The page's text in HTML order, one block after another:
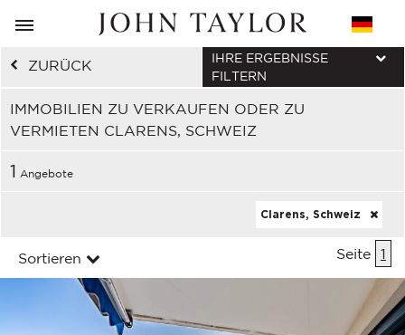
ZURÜCK
IMMOBILIEN ZU VERKAUFEN ODER ZU
VERMIETEN CLARENS, SCHWEIZ
IHRE ERGEBNISSE
FILTERN
1 Angebote
Clarens, Schweiz
Sortieren Seite 1